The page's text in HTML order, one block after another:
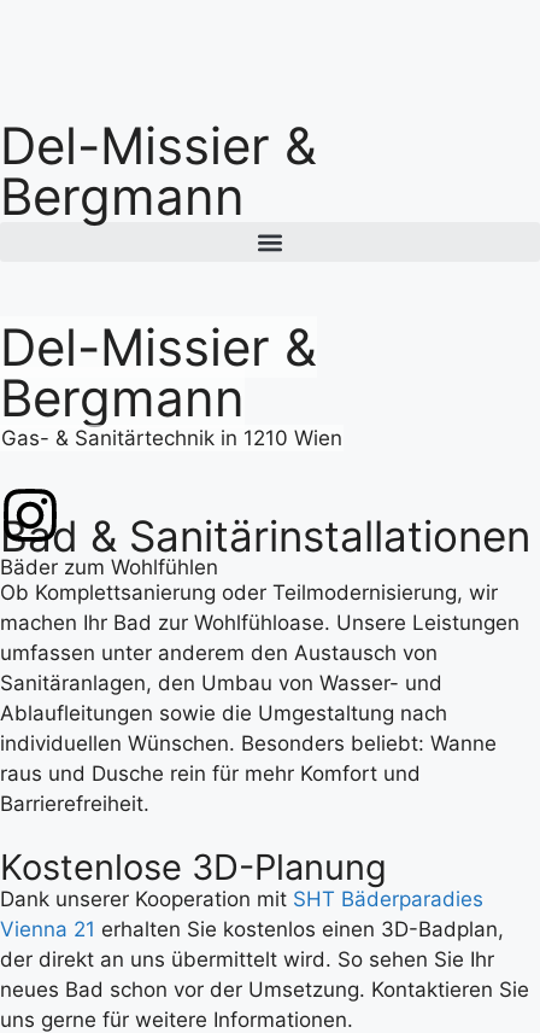
Del-Missier &
Bergmann
Del-Missier &
Bergmann
Gas- & Sanitärtechnik in 1210 Wien
Bad & Sanitärinstallationen
Bäder zum Wohlfühlen
Ob Komplettsanierung oder Teilmodernisierung, wir
machen Ihr Bad zur Wohlfühloase. Unsere Leistungen
umfassen unter anderem den Austausch von
Sanitäranlagen, den Umbau von Wasser- und
Ablaufleitungen sowie die Umgestaltung nach
individuellen Wünschen. Besonders beliebt: Wanne
raus und Dusche rein für mehr Komfort und
Barrierefreiheit.
Kostenlose 3D-Planung
Dank unserer Kooperation mit SHT Bäderparadies
Vienna 21 erhalten Sie kostenlos einen 3D-Badplan,
der direkt an uns übermittelt wird. So sehen Sie Ihr
neues Bad schon vor der Umsetzung. Kontaktieren Sie
uns gerne für weitere Informationen.